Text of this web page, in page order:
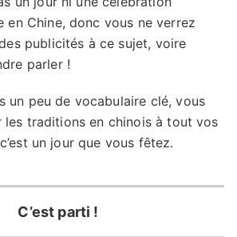
en Chine, donc vous ne verrez
publicités à ce sujet, voire
parler !
un peu de vocabulaire clé, vous
les traditions en chinois à tout vos
un jour que vous fêtez.
C’est parti !